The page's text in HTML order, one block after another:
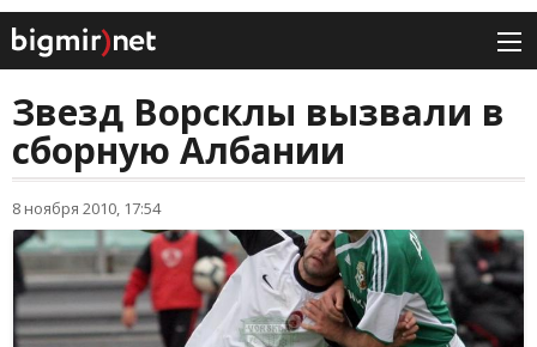
Звезд Ворсклы вызвали в
сборную Албании
8 ноября 2010, 17:54